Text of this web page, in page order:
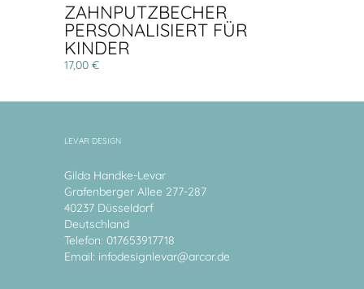
ZAHNPUTZBECHER
PERSONALISIERT FÜR
KINDER
17,00 €
LEVAR DESIGN
Gilda Handke-Levar
Grafenberger Allee 277-287
40237 Düsseldorf
Deutschland
Telefon: 017653917718
Email: infodesignlevar@arcor.de